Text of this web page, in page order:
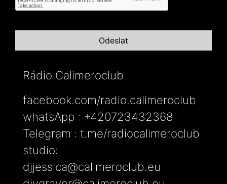
Rádio Calimeroclub
facebook.com/radio.calimeroclub
whatsApp : +420723432368
Telegram : t.me/radiocalimeroclub
studio:
djjessica@calimeroclub.eu